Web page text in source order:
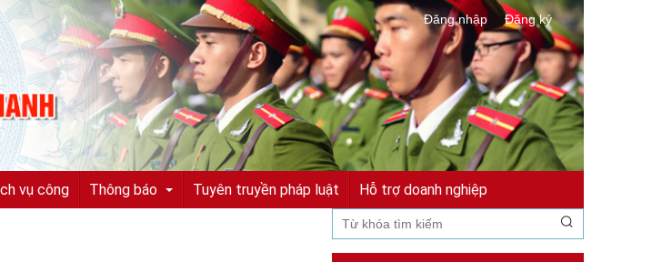
Đăng nhập Đăng ký
vụ công Thông báo Tuyên truyền pháp luật Hỗ trợ doanh nghiệp